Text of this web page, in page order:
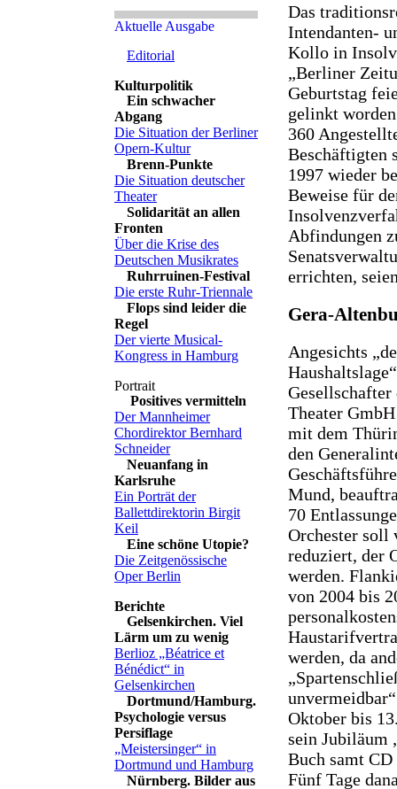
Editorial
Ein schwacher
Abgang
Die Situation der Berliner
Opern-Kultur
Brenn-Punkte
Die Situation deutscher
Theater
Solidarität an allen
Fronten
Über die Krise des
Deutschen Musikrates
Ruhrruinen-Festival
Die erste Ruhr-Triennale
Flops sind leider die
Regel
Der vierte Musical-
Kongress in Hamburg
Positives vermitteln
Der Mannheimer
Chordirektor Bernhard
Schneider
Neuanfang in
Karlsruhe
Ein Porträt der
Ballettdirektorin Birgit
Keil
Eine schöne Utopie?
Die Zeitgenössische
Oper Berlin
Gelsenkirchen. Viel
Lärm um zu wenig
Berlioz „Béatrice et
Bénédict“ in
Gelsenkirchen
Dortmund/Hamburg.
Psychologie versus
Persiflage
„Meistersinger“ in
Dortmund und Hamburg
Nürnberg. Bilder aus
Das
Intendanten-
Kollo in
„Berliner
Geburtstag
gelinkt
360
Beschäftigten
1997 wieder
Beweise für
Abfindungen
errichten,
Gera-
Angesichts
Theater
mit dem
den
Mund,
70
Orchester soll
reduziert, der
werden.
von 2004 bis
werden, da
Oktober bis
sein Jubiläum
Buch samt
Fünf Tage